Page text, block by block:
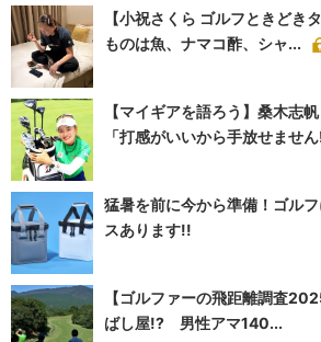
【小祝さくら ゴルフときど
ものは魚、ナマコ酢、シャ...
【マイギアを語ろう】桑木志
「打感がいいから手放せません!
猛暑を前に今から準備！ゴル
スあります!!
【ゴルファーの飛距離調査
ばし屋!? 男性アマ140...